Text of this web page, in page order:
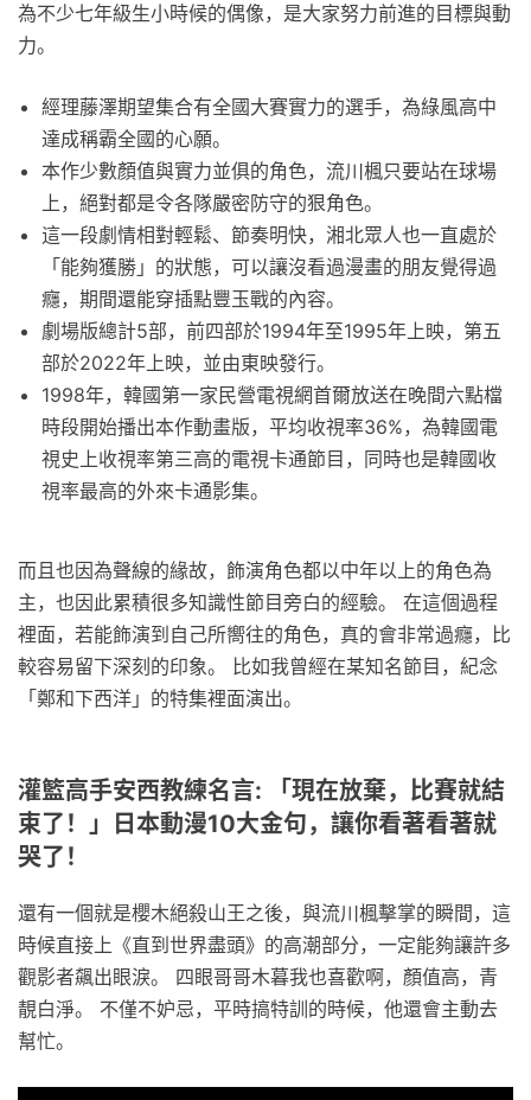
為不少七年級生小時候的偶像，是大家努力前進的目標與動
力。
經理藤澤期望集合有全國大賽實力的選手，為綠風高中
達成稱霸全國的心願。
本作少數顏值與實力並俱的角色，流川楓只要站在球場
上，絕對都是令各隊嚴密防守的狠角色。
這一段劇情相對輕鬆、節奏明快，湘北眾人也一直處於
「能夠獲勝」的狀態，可以讓沒看過漫畫的朋友覺得過
癮，期間還能穿插點豐玉戰的內容。
劇場版總計5部，前四部於1994年至1995年上映，第五
部於2022年上映，並由東映發行。
1998年，韓國第一家民營電視網首爾放送在晚間六點檔
時段開始播出本作動畫版，平均收視率36%，為韓國電
視史上收視率第三高的電視卡通節目，同時也是韓國收
視率最高的外來卡通影集。
而且也因為聲線的緣故，飾演角色都以中年以上的角色為
主，也因此累積很多知識性節目旁白的經驗。 在這個過程
裡面，若能飾演到自己所嚮往的角色，真的會非常過癮，比
較容易留下深刻的印象。 比如我曾經在某知名節目，紀念
「鄭和下西洋」的特集裡面演出。
灌籃高手安西教練名言: 「現在放棄，比賽就結
束了！」日本動漫10大金句，讓你看著看著就
哭了！
還有一個就是櫻木絕殺山王之後，與流川楓擊掌的瞬間，這
時候直接上《直到世界盡頭》的高潮部分，一定能夠讓許多
觀影者飆出眼淚。 四眼哥哥木暮我也喜歡啊，顏值高，青
靚白淨。 不僅不妒忌，平時搞特訓的時候，他還會主動去
幫忙。